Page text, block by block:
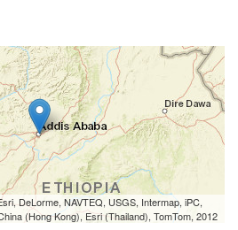
DeLorme, NAVTEQ, USGS, Intermap, iPC,
(Hong Kong), Esri (Thailand), TomTom, 2012